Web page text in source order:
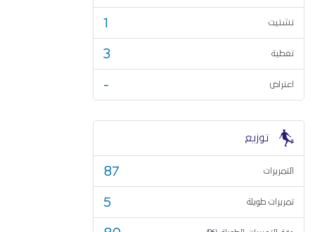
تشتيت 1
تغطية 3
اعتراض -
توزيع
التمريرات 87
تمريرات طويلة 5